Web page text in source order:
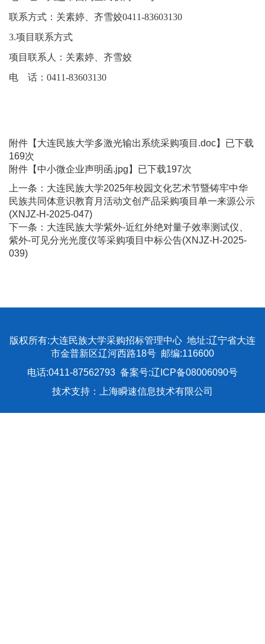
联系方式：关素婷、 齐雪姣0411-83603130
3.项目联系方式
项目联系人：关素婷、 齐雪姣
电 话： 0411-83603130
附件【 大连民族大学多激光输出系统采购项目.doc】已下载
169次
附件【 中小微企业声明函.jpg 】已下载197次
上一条： 大连民族大学2025年校园文化艺术节暨铸牢中华
民族共同体意识教育月活动文创产品采购项目单一来源公示
(XNJZ-H-2025-047)
下一条： 大连民族大学紫外-近红外绝对量子效率测试仪、
紫外-可见分光光度仪等采购项目中标公告(XNJZ-H-2025-
039)
版权所有:大连民族大学采购招标管理中心 地址:辽宁省大连
市金普新区辽河西路18号 邮编:116600
电话:0411-87562793 备案号:辽ICP备08006090号
技术支持：上海瞬速信息技术有限公司